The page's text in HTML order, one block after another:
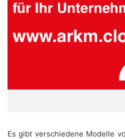
Es gibt verschiedene Modelle